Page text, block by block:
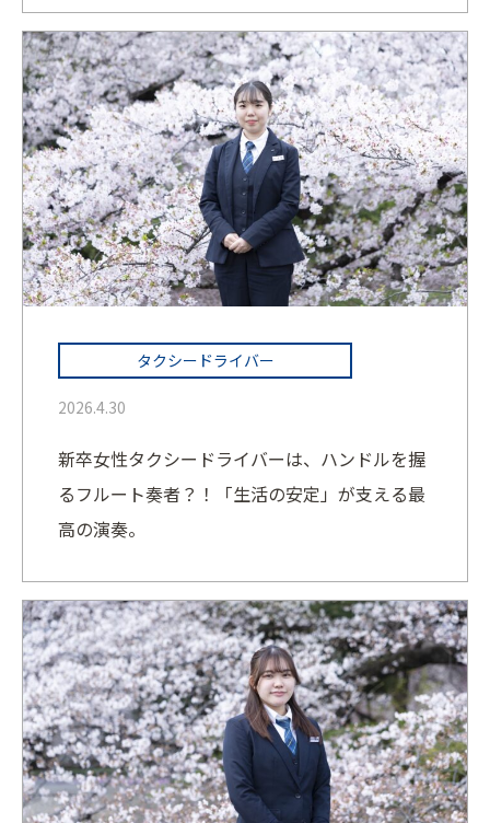
タクシードライバー
2026.4.30
新卒女性タクシードライバーは、ハンドルを握
るフルート奏者？！「生活の安定」が支える最
高の演奏。